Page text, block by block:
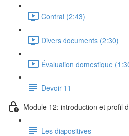
Contrat (2:43)
Divers documents (2:30)
Évaluation domestique
Devoir 11
Module 12: introduction et profil
Les diapositives